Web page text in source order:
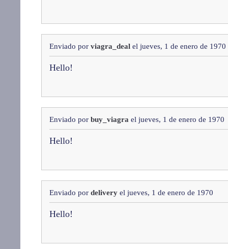
Enviado por viagra_deal el jueves, 1 de enero de 1970
Hello!
Enviado por buy_viagra el jueves, 1 de enero de 1970
Hello!
Enviado por delivery el jueves, 1 de enero de 1970
Hello!